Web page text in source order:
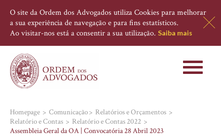
O site da Ordem dos Advogados utiliza Cookies para melhorar
a sua experiência de navegação e para fins estatísticos.
Ao visitar-nos está a consentir a sua utilização. Saiba mais
Toggle
Homepage Comunicação
Relatórios e Orçamentos
Relatório e Contas
Relatório e Contas 2022
Assembleia Geral da OA | Convocatória 28 Abril 2023